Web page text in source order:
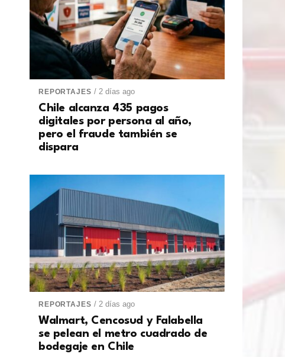
REPORTAJES / 2 días ago
Chile alcanza 435 pagos
digitales por persona al año,
pero el fraude también se
dispara
REPORTAJES / 2 días ago
Walmart, Cencosud y Falabella
se pelean el metro cuadrado de
bodegaje en Chile